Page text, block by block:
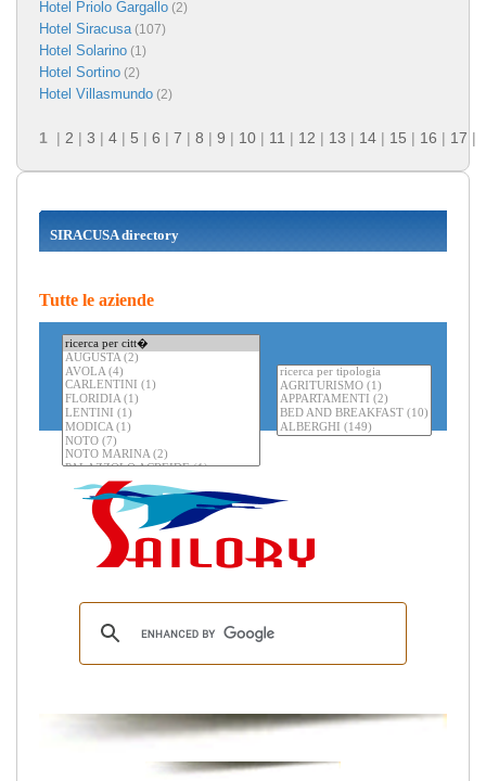
Hotel Priolo Gargallo (2)
Hotel Siracusa(107)
Hotel Solarino (1)
Hotel Sortino (2)
Hotel Villasmundo (2)
1 | 2 | 3 | 4 | 5 | 6 | 7 | 8 | 9 | 10 | 11 | 12 | 13 | 14 | 15 | 16 | 17 |
SIRACUSA directory
Tutte le aziende